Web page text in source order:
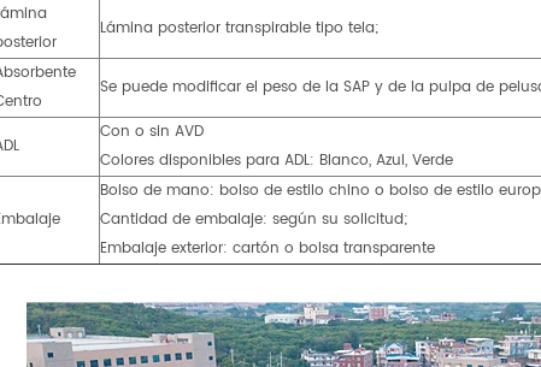
Lámina posterior transpirable tipo tela;
Se puede modificar el peso de la SAP y de la pulpa de
Con o sin AVD
Colores disponibles para ADL: Blanco, Azul, Verde
Bolso de mano: bolso de estilo chino o bolso de estilo
Cantidad de embalaje: según su solicitud;
Embalaje exterior: cartón o bolsa transparente